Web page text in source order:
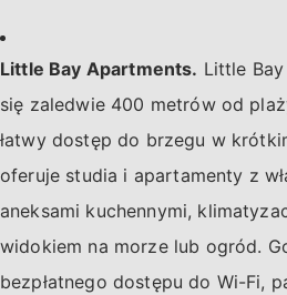
Little Bay Apartments. Little
się zaledwie 400 metrów od
łatwy dostęp do brzegu w
oferuje studia i apartamenty z
aneksami kuchennymi,
widokiem na morze lub ogród.
bezpłatnego dostępu do Wi-Fi,